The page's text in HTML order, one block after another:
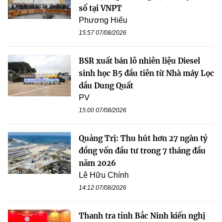
số tại VNPT
Phương Hiếu
15:57 07/08/2026
BSR xuất bán lô nhiên liệu Diesel
sinh học B5 đầu tiên từ Nhà máy Lọc
dầu Dung Quất
PV
15:00 07/08/2026
Quảng Trị: Thu hút hơn 27 ngàn tỷ
đồng vốn đầu tư trong 7 tháng đầu
năm 2026
Lê Hữu Chính
14:12 07/08/2026
Thanh tra tỉnh Bắc Ninh kiến nghị